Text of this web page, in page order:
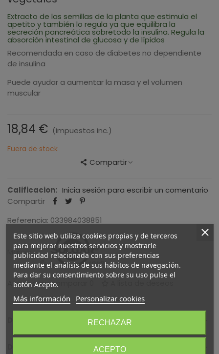
Extracto de las semillas de la planta que estimula el
apetito y también lo regula ya que equilibra la
secreción pancreática sobretodo la insulina. Regula la
absorción intestinal de glucosa y de lípidos
Recomendada en caso de diabetes no dependiente
de insulina
Puede ayudar a aumentar la masa y el volumen
muscular
18,84 € (impuestos inc.)
Fuera de stock
Compartir
Calificacion: Inicia sesión para escribir un comentario
Compartir
Referencia: 033984038851
Marca:
Añadir para comparar
Este sitio web utiliza cookies propias y de terceros
para mejorar nuestros servicios y mostrarle
publicidad relacionada con sus preferencias
mediante el análisis de sus hábitos de navegación.
Para dar su consentimiento sobre su uso pulse el
botón Acepto.
Más información Personalizar cookies
RECHAZAR
ACEPTO